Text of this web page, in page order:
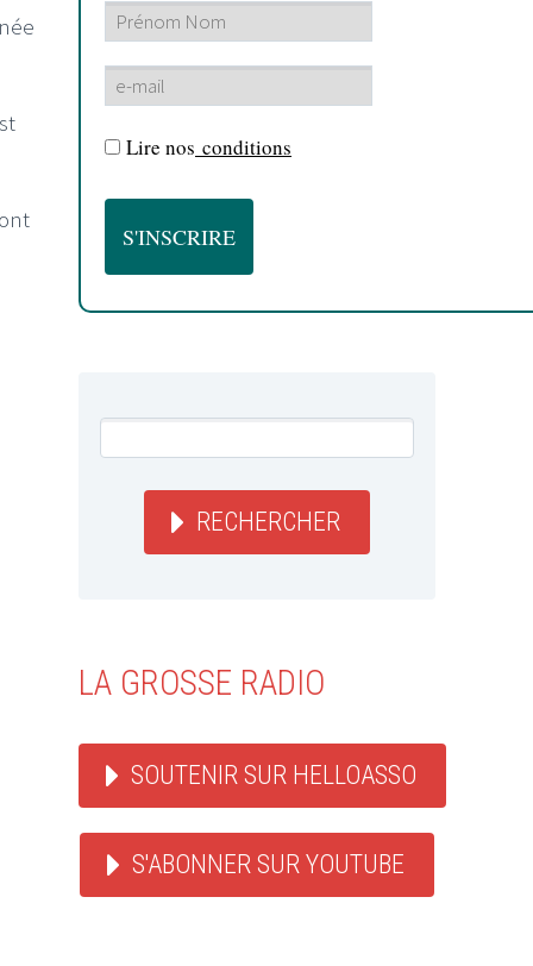
Lire nos conditions
RECHERCHER
LA GROSSE RADIO
SOUTENIR SUR HELLOASSO
S'ABONNER SUR YOUTUBE